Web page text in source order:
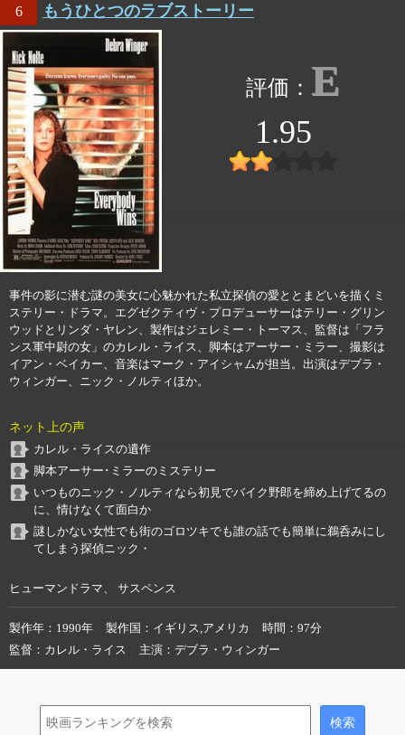
6 もうひとつのラブストーリー
E
1.95
事件の影に潜む謎の美女に心魅かれた私立探偵の愛ととまどいを描くミ
ステリー・ドラマ。エグゼクティヴ・プロデューサーはテリー・グリン
ウッドとリンダ・ヤレン、製作はジェレミー・トーマス、監督は「フラ
ンス軍中尉の女」のカレル・ライス、脚本はアーサー・ミラー、撮影は
イアン・ベイカー、音楽はマーク・アイシャムが担当。出演はデブラ・
ウィンガー、ニック・ノルティほか。
ネット上の声
カレル・ライスの遺作
脚本アーサー･ミラーのミステリー
いつものニック・ノルティなら初見でバイク野郎を締め上げてるの
に、情けなくて面白か
謎しかない女性でも街のゴロツキでも誰の話でも簡単に鵜呑みにし
てしまう探偵ニック・
ヒューマンドラマ、 サスペンス
製作年 1990年 製作国 イギリス,アメリカ 時間
97分
監督
カレル・ライス 主演 デブラ・ウィンガー